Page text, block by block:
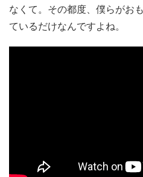
なくて。その都度、僕らがお
ているだけなんですよね。